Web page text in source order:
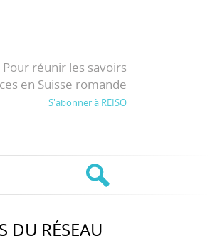
Pour réunir les savoirs
en Suisse romande
S'abonner à REISO
DU RÉSEAU